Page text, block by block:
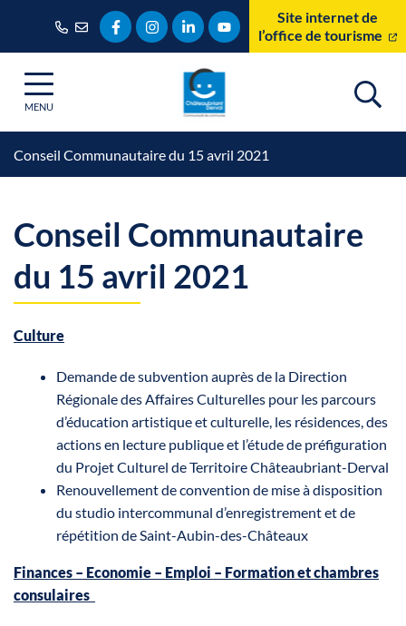
contenu
Lien vers le compte Facebook
Lien vers le compte Instagram
Lien vers le compte Linkedin
Lien vers la chaîne Youtube
Site internet de
l’office de tourisme
MENU
Conseil Communautaire du 15 avril 2021
Conseil Communautaire
du 15 avril 2021
Culture
Demande de subvention auprès de la Direction
Régionale des Affaires Culturelles pour les parcours
d’éducation artistique et culturelle, les résidences, des
actions en lecture publique et l’étude de préfiguration
du Projet Culturel de Territoire Châteaubriant-Derval
Renouvellement de convention de mise à disposition
du studio intercommunal d’enregistrement et de
répétition de Saint-Aubin-des-Châteaux
Finances – Economie – Emploi – Formation et chambres
consulaires